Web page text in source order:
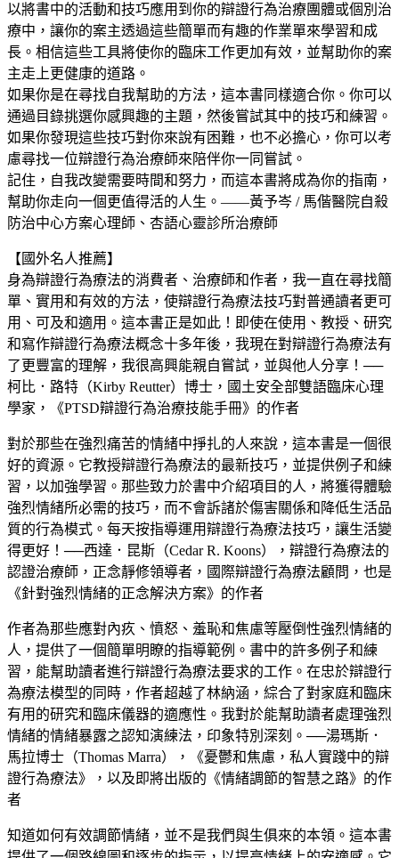
以將書中的活動和技巧應用到你的辯證行為治療團體或個別治
療中，讓你的案主透過這些簡單而有趣的作業單來學習和成
長。相信這些工具將使你的臨床工作更加有效，並幫助你的案
主走上更健康的道路。
如果你是在尋找自我幫助的方法，這本書同樣適合你。你可以
通過目錄挑選你感興趣的主題，然後嘗試其中的技巧和練習。
如果你發現這些技巧對你來說有困難，也不必擔心，你可以考
慮尋找一位辯證行為治療師來陪伴你一同嘗試。
記住，自我改變需要時間和努力，而這本書將成為你的指南，
幫助你走向一個更值得活的人生。——黃予岑 / 馬偕醫院自殺
防治中心方案心理師、杏語心靈診所治療師
【國外名人推薦】
身為辯證行為療法的消費者、治療師和作者，我一直在尋找簡
單、實用和有效的方法，使辯證行為療法技巧對普通讀者更可
用、可及和適用。這本書正是如此！即使在使用、教授、研究
和寫作辯證行為療法概念十多年後，我現在對辯證行為療法有
了更豐富的理解，我很高興能親自嘗試，並與他人分享！──
柯比．路特（Kirby Reutter）博士，國土安全部雙語臨床心理
學家，《PTSD辯證行為治療技能手冊》的作者
對於那些在強烈痛苦的情緒中掙扎的人來說，這本書是一個很
好的資源。它教授辯證行為療法的最新技巧，並提供例子和練
習，以加強學習。那些致力於書中介紹項目的人，將獲得體驗
強烈情緒所必需的技巧，而不會訴諸於傷害關係和降低生活品
質的行為模式。每天按指導運用辯證行為療法技巧，讓生活變
得更好！──西達．昆斯（Cedar R. Koons），辯證行為療法的
認證治療師，正念靜修領導者，國際辯證行為療法顧問，也是
《針對強烈情緒的正念解決方案》的作者
作者為那些應對內疚、憤怒、羞恥和焦慮等壓倒性強烈情緒的
人，提供了一個簡單明瞭的指導範例。書中的許多例子和練
習，能幫助讀者進行辯證行為療法要求的工作。在忠於辯證行
為療法模型的同時，作者超越了林納涵，綜合了對家庭和臨床
有用的研究和臨床儀器的適應性。我對於能幫助讀者處理強烈
情緒的情緒暴露之認知演練法，印象特別深刻。──湯瑪斯．
馬拉博士（Thomas Marra），《憂鬱和焦慮，私人實踐中的辯
證行為療法》，以及即將出版的《情緒調節的智慧之路》的作
者
知道如何有效調節情緒，並不是我們與生俱來的本領。這本書